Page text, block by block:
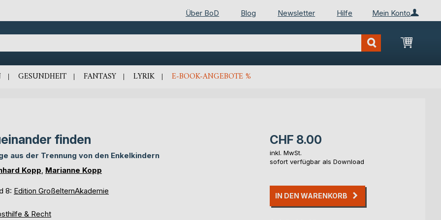
Mein Konto
Über BoD Blog Newsletter Hilfe
Mein
GESUNDHEIT FANTASY LYRIK E-BOOK-ANGEBOTE %
finden
aus der Trennung von den Enkelkindern
Kopp Marianne Kopp
8: Edition GroßelternAkademie
& Recht
CHF 8.00
inkl. MwSt.
sofort verfügbar als Download
IN DEN WARENKORB